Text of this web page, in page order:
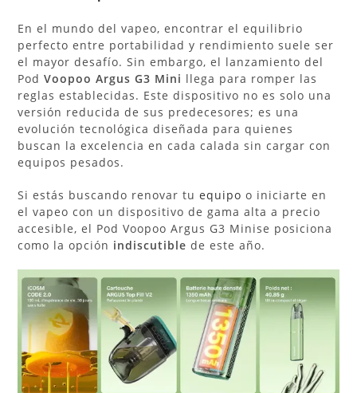
En el mundo del vapeo, encontrar el equilibrio
perfecto entre portabilidad y rendimiento suele ser
el mayor desafío. Sin embargo, el lanzamiento del
PodVoopoo Argus G3 Mini llega para romper las
reglas establecidas. Este dispositivo no es solo una
versión reducida de sus predecesores; es una
evolución tecnológica diseñada para quienes
buscan la excelencia en cada calada sin cargar con
equipos pesados.
Si estás buscando renovar tuequipo o iniciarte en
el vapeo con un dispositivo de gama alta a precio
accesible, el Pod Voopoo Argus G3 Minise posiciona
como la opción indiscutible de este año.